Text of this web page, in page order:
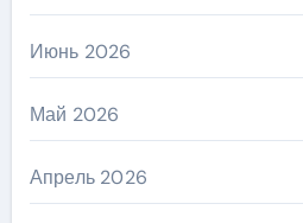
Июнь 2026
Май 2026
Апрель 2026